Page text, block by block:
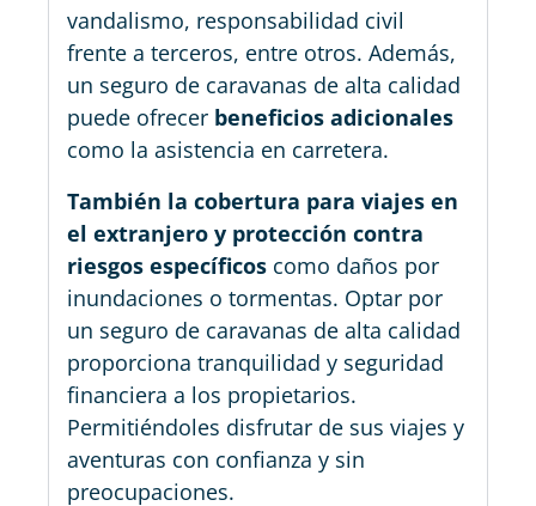
vandalismo, responsabilidad civil
frente a terceros, entre otros. Además,
un seguro de caravanas de alta calidad
puede ofrecer beneficios adicionales
como la asistencia en carretera.
También la cobertura para viajes en
el extranjero y protección contra
riesgos específicos como daños por
inundaciones o tormentas. Optar por
un seguro de caravanas de alta calidad
proporciona tranquilidad y seguridad
financiera a los propietarios.
Permitiéndoles disfrutar de sus viajes y
aventuras con confianza y sin
preocupaciones.